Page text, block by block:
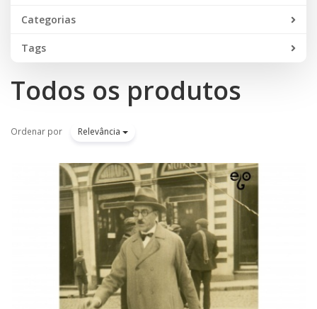
Categorias
Tags
Todos os produtos
Ordenar por Relevância